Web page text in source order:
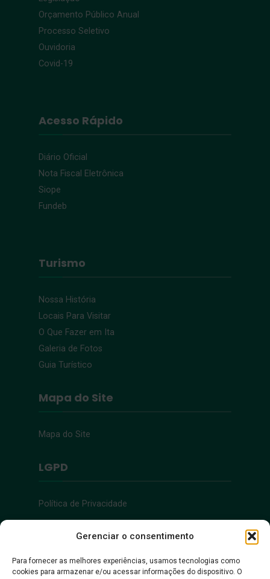
Gerenciar o consentimento
Para fornecer as melhores experiências, usamos tecnologias como
cookies para armazenar e/ou acessar informações do dispositivo. O
Orçamento Público Anual
Processo Seletivo
Ouvidoria
Covid-19
Acesso Rápido
Diário Oficial
Nota Fiscal Eletrônica
Siope
Fundeb
Turismo
Nossa História
Locais Para Visitar
O Que Fazer em Ita
Galeria de Fotos
Guia Turístico
Mapa do Site
Mapa do Site
LGPD
Política de Privacidade
Acessibilidade
Acessibilidade